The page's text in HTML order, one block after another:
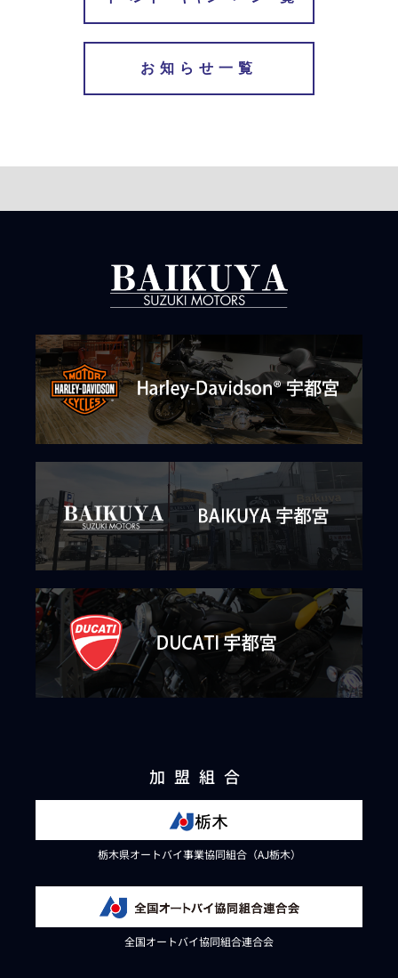
お知らせ一覧
加盟組合
栃木県オートバイ事業協同組合（AJ栃木）
全国オートバイ協同組合連合会